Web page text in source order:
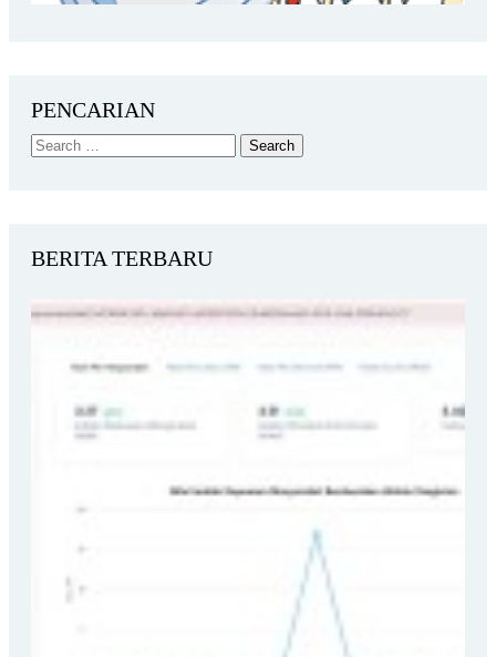
PENCARIAN
BERITA TERBARU